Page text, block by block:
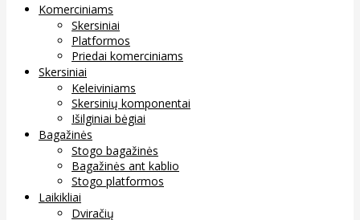
Komerciniams
Skersiniai
Platformos
Priedai komerciniams
Skersiniai
Keleiviniams
Skersinių komponentai
Išilginiai bėgiai
Bagažinės
Stogo bagažinės
Bagažinės ant kablio
Stogo platformos
Laikikliai
Dviračių